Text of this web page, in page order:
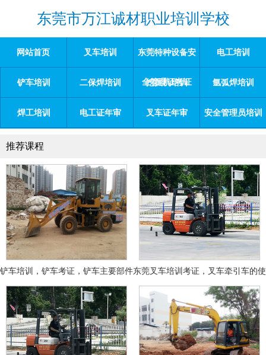
东莞市万江诚材职业培训学校
网站首页 叉车培训 东莞特种设备安
全管理证考证
电工培训
铲车培训 二保焊培训 挖掘机培训 氩弧焊培训
焊工培训 电工证年审 叉车证年审 安全管理员培训
推荐课程
铲车培训，铲车考证，铲车主要部件东莞叉车培训考证，叉车牵引车的使
用和操作